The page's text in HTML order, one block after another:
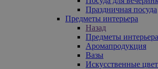
Праздничная посуда
Предметы интерьера
Назад
Предметы интерьера
Аромапродукция
Вазы
Искусственные